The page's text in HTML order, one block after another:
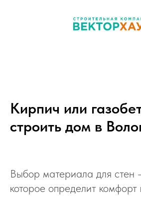
Кирпич или
строить дом в
Выбор материала для стен
которое определит